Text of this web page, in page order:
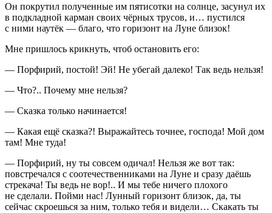
Он покрутил полученные им пятисотки на солнце, засунул их
в подкладной карман своих чёрных трусов, и… пустился
с ними наутёк — благо, что горизонт на Луне близок!
Мне пришлось крикнуть, чтоб остановить его:
— Порфирий, постой! Эй! Не убегай далеко! Так ведь нельзя!
— Что?.. Почему мне нельзя?
— Сказка только начинается!
— Какая ещё сказка?! Выражайтесь точнее, господа! Мой дом
там! Мне туда!
— Порфирий, ну ты совсем одичал! Нельзя же вот так:
повстречался с соотечественниками на Луне и сразу даёшь
стрекача! Ты ведь не вор!.. И мы тебе ничего плохого
не сделали. Пойми нас! Лунный горизонт близок, да, ты
сейчас скроешься за ним, только тебя и видели… Скакать ты